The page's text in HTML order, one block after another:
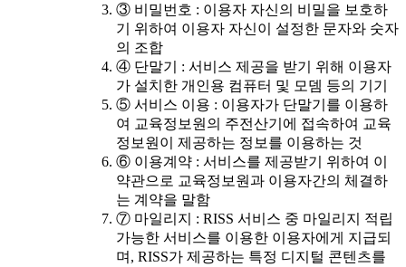
③ 비밀번호 : 이용자 자신의 비밀을 보호하
기 위하여 이용자 자신이 설정한 문자와 숫자
의 조합
④ 단말기 : 서비스 제공을 받기 위해 이용자
가 설치한 개인용 컴퓨터 및 모뎀 등의 기기
⑤ 서비스 이용 : 이용자가 단말기를 이용하
여 교육정보원의 주전산기에 접속하여 교육
정보원이 제공하는 정보를 이용하는 것
⑥ 이용계약 : 서비스를 제공받기 위하여 이
약관으로 교육정보원과 이용자간의 체결하
는 계약을 말함
⑦ 마일리지 : RISS 서비스 중 마일리지 적립
가능한 서비스를 이용한 이용자에게 지급되
며, RISS가 제공하는 특정 디지털 콘텐츠를